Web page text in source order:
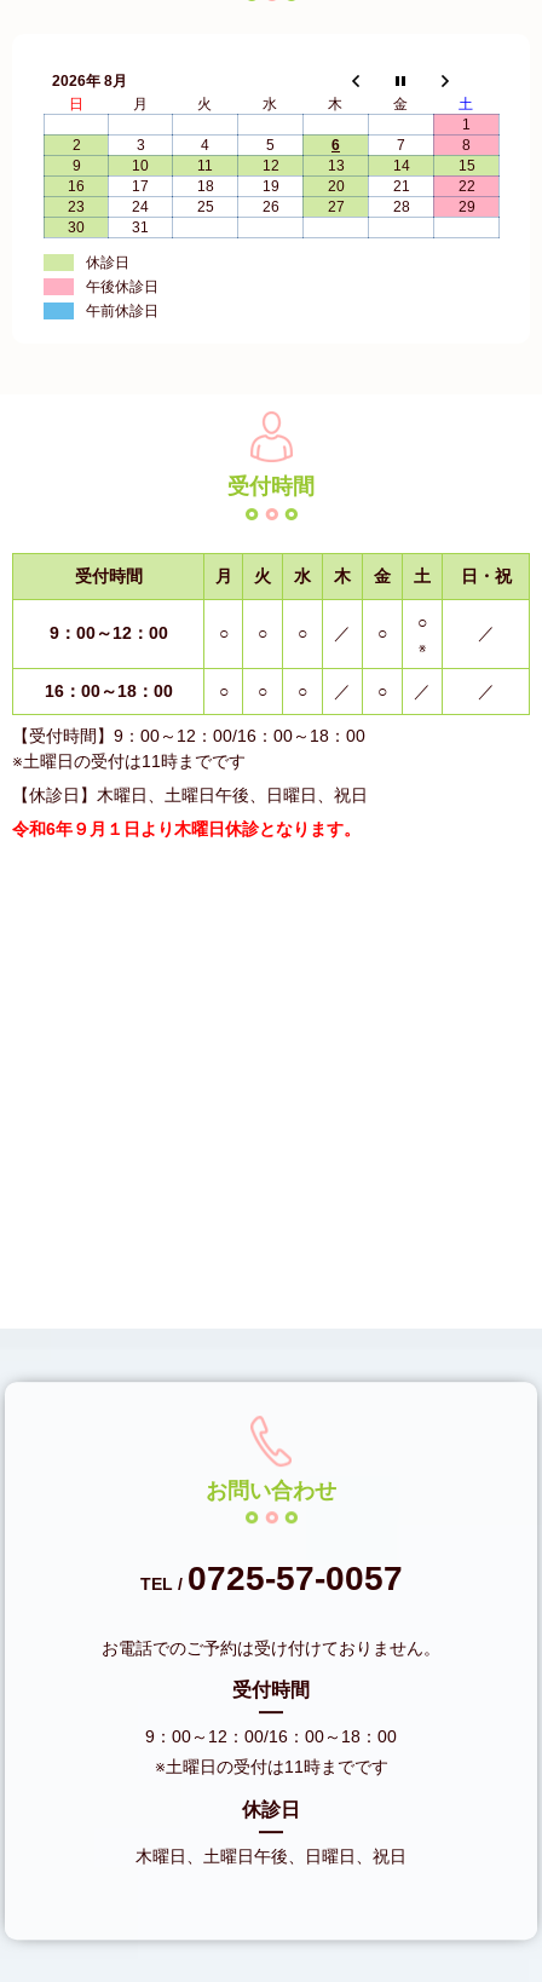
2026年 8月
日
月 火 水 木 金
土
1
2
3 4 5 6 7
8
9
10 11 12 13 14
15
16
17 18 19 20 21
22
23
24 25 26 27 28
29
30
31
休診日
午後休診日
午前休診日
受付時間
受付時間 月 火 水 木 金 土 日・祝
9：00～12：00 ○ ○ ○ ／ ○
○
※
／
16：00～18：00 ○ ○ ○ ／ ○ ／ ／
【受付時間】9：00～12：00/16：00～18：00
※土曜日の受付は11時までです
【休診日】木曜日、土曜日午後、日曜日、祝日
令和6年９月１日より木曜日休診となります。
お問い合わせ
TEL / 0725-57-0057
お電話でのご予約は受け付けておりません。
受付時間
9：00～12：00/16：00～18：00
※土曜日の受付は11時までです
休診日
木曜日、土曜日午後、日曜日、祝日